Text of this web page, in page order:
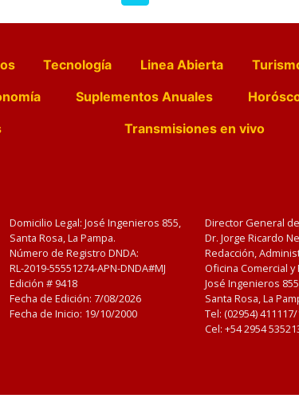
Tecnología Linea Abierta
Suplementos Anuales
Transmisiones en vivo
Domicilio Legal: José Ingenieros 855,
Santa Rosa, La Pampa.
Número de Registro DNDA:
RL-2019-55551274-APN-DNDA#MJ
Edición # 9418
Fecha de Edición: 7/08/2026
Fecha de Inicio: 19/10/2000
Director General
Dr. Jorge Ricardo
Redacción,
Oficina Comercial
José Ingenieros
Santa Rosa, La
Tel: (02954)
Cel: +54 2954